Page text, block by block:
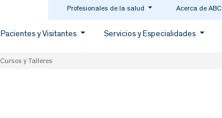
Profesionales de la salud Acerca de ABC
Pacientes y Visitantes Servicios y Especialidades
Cursos y Talleres